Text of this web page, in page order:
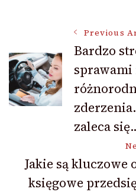
Navigation
Previous
Bardzo
sprawami
zaleca
Jakie są kluczowe
księgowe